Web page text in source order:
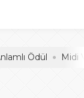
Ödül Midi